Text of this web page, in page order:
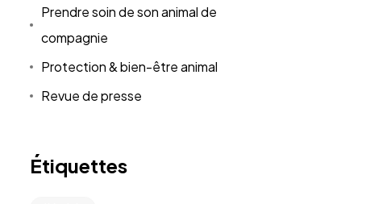
Prendre soin de son animal de
compagnie
Protection & bien-être animal
Revue de presse
Étiquettes